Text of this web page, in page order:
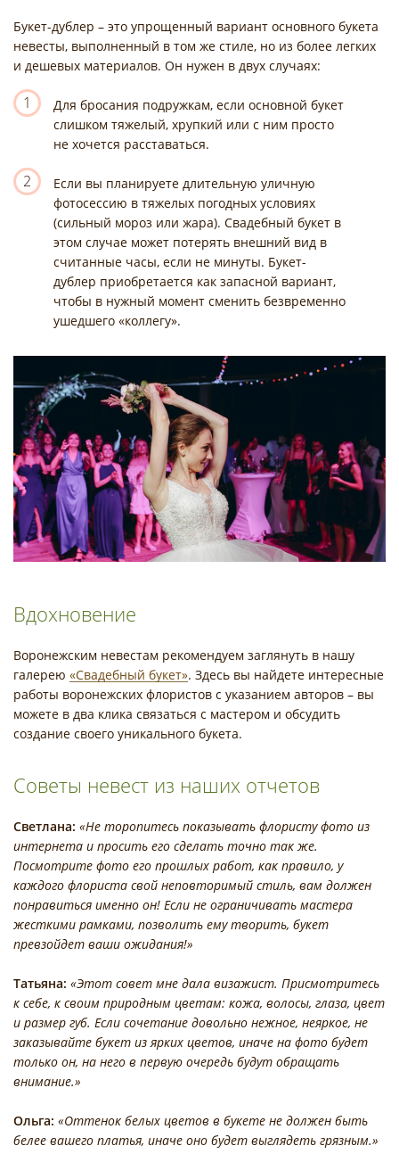
Букет-дублер – это упрощенный вариант основного букета
невесты, выполненный в том же стиле, но из более легких
и дешевых материалов. Он нужен в двух случаях:
1
Для бросания подружкам, если основной букет
слишком тяжелый, хрупкий или с ним просто
не хочется расставаться.
2
Если вы планируете длительную уличную
фотосессию в тяжелых погодных условиях
(сильный мороз или жара). Свадебный букет в
этом случае может потерять внешний вид в
считанные часы, если не минуты. Букет-
дублер приобретается как запасной вариант,
чтобы в нужный момент сменить безвременно
ушедшего «коллегу».
Вдохновение
Воронежским невестам рекомендуем заглянуть в нашу
галерею «Свадебный букет». Здесь вы найдете интересные
работы воронежских флористов с указанием авторов – вы
можете в два клика связаться с мастером и обсудить
создание своего уникального букета.
Советы невест из наших отчетов
Светлана: «Не торопитесь показывать флористу фото из
интернета и просить его сделать точно так же.
Посмотрите фото его прошлых работ, как правило, у
каждого флориста свой неповторимый стиль, вам должен
понравиться именно он! Если не ограничивать мастера
жесткими рамками, позволить ему творить, букет
превзойдет ваши ожидания!»
Татьяна: «Этот совет мне дала визажист. Присмотритесь
к себе, к своим природным цветам: кожа, волосы, глаза, цвет
и размер губ. Если сочетание довольно нежное, неяркое, не
заказывайте букет из ярких цветов, иначе на фото будет
только он, на него в первую очередь будут обращать
внимание.»
Ольга: «Оттенок белых цветов в букете не должен быть
белее вашего платья, иначе оно будет выглядеть грязным.»